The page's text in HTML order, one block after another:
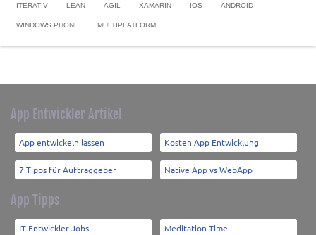
ITERATIV LEAN AGIL XAMARIN IOS ANDROID
WINDOWS PHONE MULTIPLATFORM
App Entwickler Artikel
App entwickeln lassen Kosten App Entwicklung
7 Tipps für Auftraggeber Native App vs WebApp
App Tipps
IT Entwickler Jobs Meditation Time